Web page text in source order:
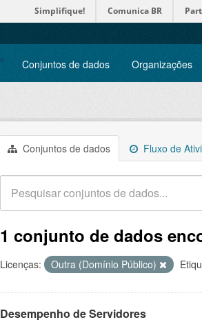
Simplifique! Comunica BR
Conjuntos de dados Organizações
Conjuntos de dados Fluxo de
1 conjunto de dados
Licenças: Outra (Domínio Público)
Desempenho de Servidores